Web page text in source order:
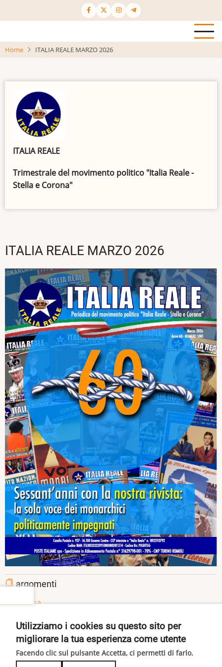
al
principale
Home ITALIA REALE MARZO 2026
ITALIA REALE
Trimestrale del movimento politico "Italia Reale -
Stella e Corona"
ITALIA REALE MARZO 2026
argomenti
copertina
Share
Facebook
Twitter
Pinterest
© 2026 ITALIA REALE, All rights reserved.
Utilizziamo i cookies su questo sito per
migliorare la tua esperienza come utente
Facendo clic sul pulsante Accetta, ci permetti di farlo.